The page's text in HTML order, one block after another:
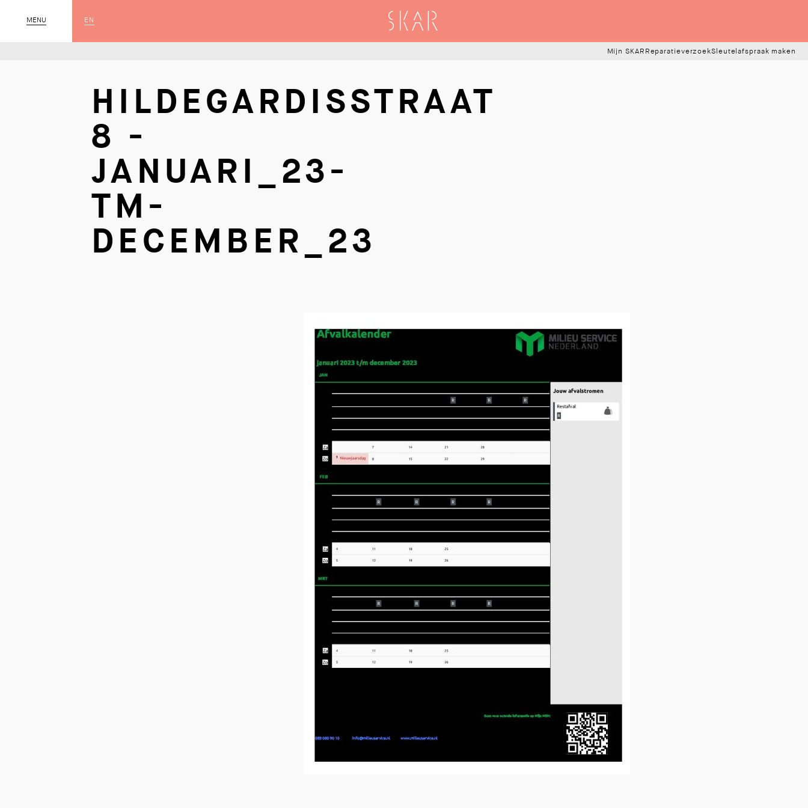
MENU
SLUIT EN SKAR
Mijn SKAR ReparatieverzoekSleutelafspraak maken
HILDEGARDISSTRAAT
8 -
JANUARI_23-
TM-
DECEMBER_23